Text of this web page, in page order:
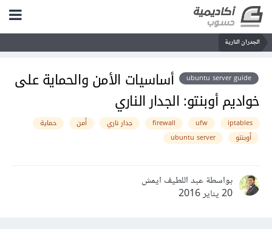
الجدران النارية
ubuntu server guide
أساسيات الأمن والحماية على
خواديم أوبنتو: الجدار الناري
iptables
ufw
firewall جدار ناري أمن
حماية
أوبنتو
ubuntu server
بواسطة عبد اللطيف ايمش
20 يناير 2016